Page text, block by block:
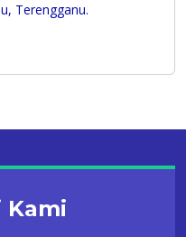
Terengganu.
Kami